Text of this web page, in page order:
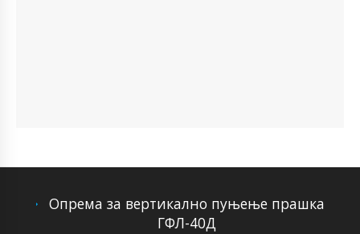
Опрема за вертикално пуњење прашка
ГФЛ-40Д